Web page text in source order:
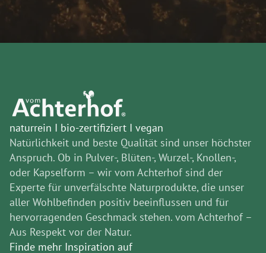
naturrein I bio-zertifiziert I vegan
Natürlichkeit und beste Qualität sind unser höchster
Anspruch. Ob in Pulver-, Blüten-, Wurzel-, Knollen-,
oder Kapselform – wir vom Achterhof sind der
Experte für unverfälschte Naturprodukte, die unser
aller Wohlbefinden positiv beeinflussen und für
hervorragenden Geschmack stehen. vom Achterhof –
Aus Respekt vor der Natur.
Finde mehr Inspiration auf